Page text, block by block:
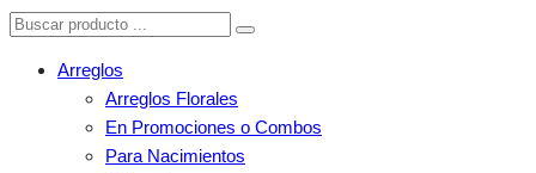
Arreglos
Arreglos Florales
En Promociones o Combos
Para Nacimientos